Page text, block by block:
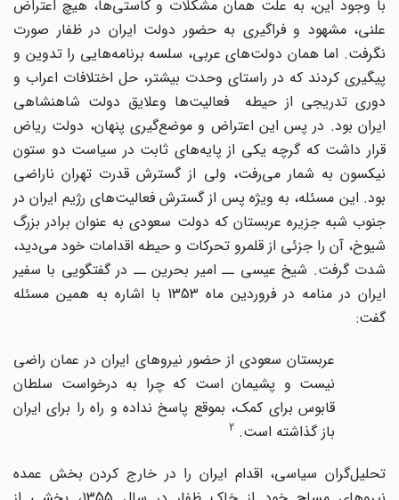
با وجود این، به علت همان مشکلات و کاستی‌ها، هیچ اعتراض
علنی، مشهود و فراگیری به حضور دولت ایران در ظفار صورت
نگرفت. اما همان دولت‌های عربی، سلسه برنامه‌هایی را تدوین و
پیگیری کردند که در راستای وحدت بیشتر، حل اختلافات اعراب و
دوری تدریجی از حیطه فعالیت‌ها وعلایق دولت شاهنشاهی
ایران بود. در پس این اعتراض و موضع‌گیری پنهان، دولت ریاض
قرار داشت که گرچه یکی از پایه‌های ثابت در سیاست دو ستون
نیکسون به شمار می‌رفت، ولی از گسترش قدرت تهران ناراضی
بود. این مسئله، به ویژه پس از گسترش فعالیت‌های رژیم ایران در
جنوب شبه جزیره عربستان که دولت سعودی به عنوان برادر بزرگ
شیوخ، آن را جزئی از قلمرو تحرکات و حیطه اقدامات خود می‌دید،
شدت گرفت. شیخ عیسی ــ امیر بحرین ــ در گفتگویی با سفیر
ایران در منامه در فروردین ماه 1353 با اشاره به همین مسئله
گفت:
عربستان سعودی از حضور نیروهای ایران در عمان راضی
نیست و پشیمان است که چرا به درخواست سلطان
قابوس برای کمک، بموقع پاسخ نداده و راه را برای ایران
باز گذاشته است.2
تحلیل‌گران سیاسی، اقدام ایران را در خارج کردن بخش عمده